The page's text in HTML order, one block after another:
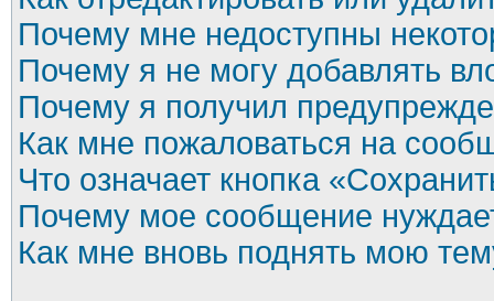
Почему мне недоступны
Почему я не могу добавлять
Почему я получил
Как мне пожаловаться на
Что означает кнопка
Почему мое сообщение
Как мне вновь поднять мою